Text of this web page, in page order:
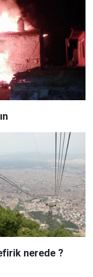
nerede ?